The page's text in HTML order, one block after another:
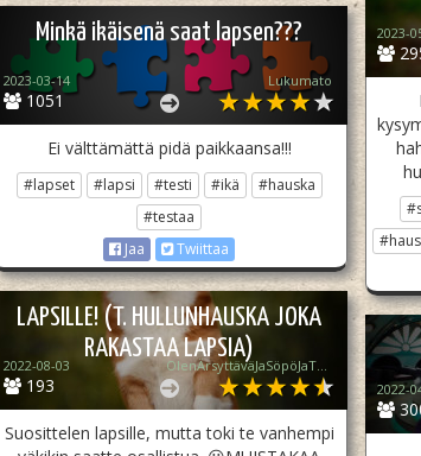
2023-
Minkä ikäisenä saat lapsen???
1051
2023-03-14 Lukumato
Ei välttämättä pidä paikkaansa!!!
#lapset #lapsi #testi #ikä
#hauska
#testaa
Jaa
Twiittaa
LAPSILLE! (T. HULLUNHAUSKA JOKA
RAKASTAA LAPSIA)
193
2022-08-03 OlenÄrsyttäväJaSöpöJaTuhma
Suosittelen lapsille, mutta toki te vanhempi
2022-